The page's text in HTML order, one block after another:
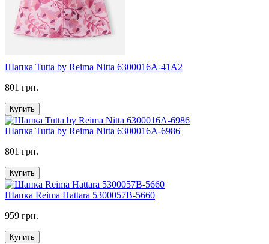
Шапка Tutta by Reima Nitta 6300016A-41A2
801 грн.
Купить
Шапка Tutta by Reima Nitta 6300016A-6986
801 грн.
Купить
Шапка Reima Hattara 5300057B-5660
959 грн.
Купить